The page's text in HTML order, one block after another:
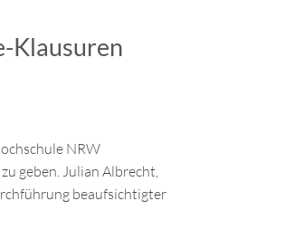
Klausuren
NRW
geben. Julian Albrecht,
beaufsichtigter